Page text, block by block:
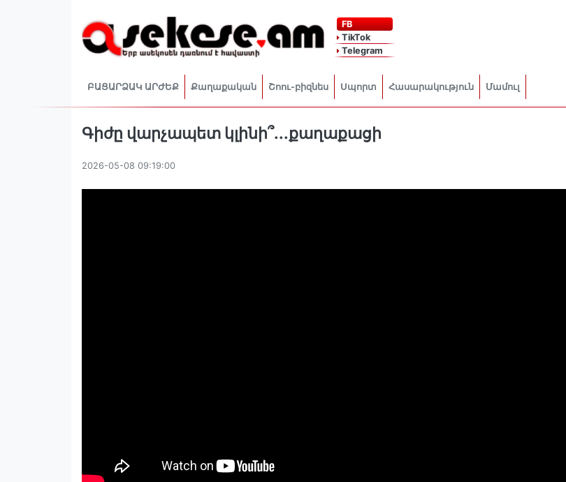
FB
TikTok
Telegram
ԲԱՑԱՐՁԱԿ ԱՐԺԵՔ Քաղաքական Շոու-բիզնես Սպորտ Հասարակություն Մամուլ
Գիժը վարչապետ կլինի՞․․․քաղաքացի
2026-05-08 09:19:00